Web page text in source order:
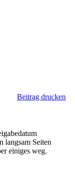
Beitrag drucken
langsam Seiten
einiges weg.